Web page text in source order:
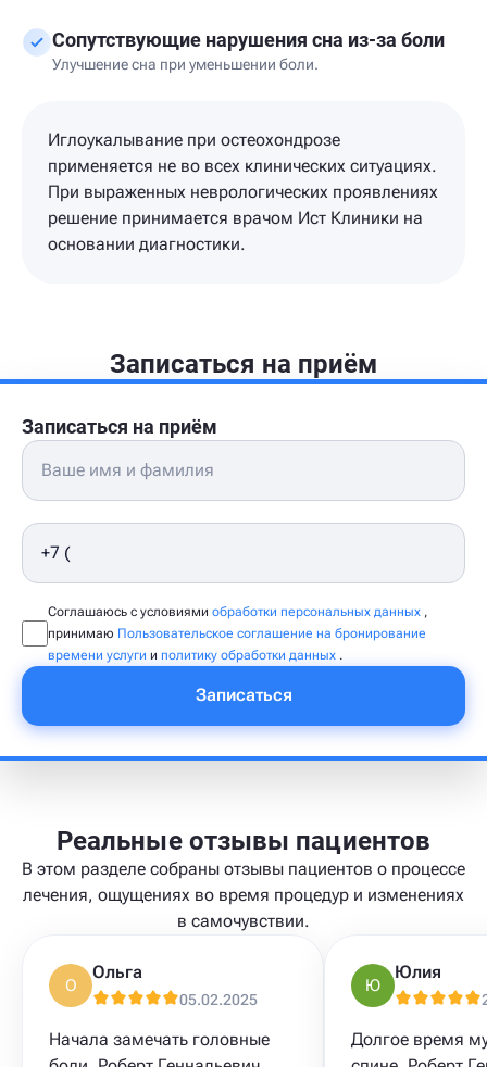
Сопутствующие нарушения сна из-за боли
Улучшение сна при уменьшении боли.
Иглоукалывание при остеохондрозе
применяется не во всех клинических ситуациях.
При выраженных неврологических проявлениях
решение принимается врачом Ист Клиники на
основании диагностики.
Записаться на приём
Записаться на приём
Соглашаюсь с условиями обработки персональных данных ,
принимаю Пользовательское соглашение на бронирование
времени услуги и политику обработки данных .
Записаться
Реальные отзывы пациентов
В этом разделе собраны отзывы пациентов о процессе
лечения, ощущениях во время процедур и изменениях
в самочувствии.
О
Ольга
05.02.2025
Начала замечать головные
Ю
Юлия
Долгое время